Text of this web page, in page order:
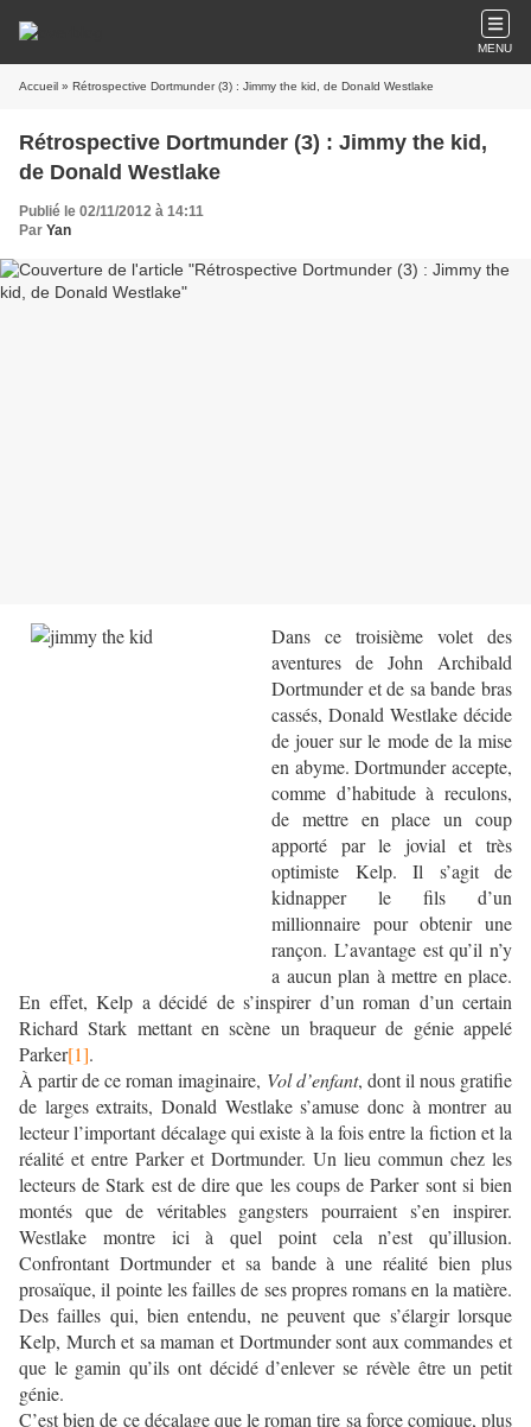
MENU
Accueil » Rétrospective Dortmunder (3) : Jimmy the kid, de Donald Westlake
Rétrospective Dortmunder (3) : Jimmy the kid,
de Donald Westlake
Publié le 02/11/2012 à 14:11
Par Yan
Dans ce troisième volet des
aventures de John Archibald
Dortmunder et de sa bande bras
cassés, Donald Westlake décide
de jouer sur le mode de la mise
en abyme. Dortmunder accepte,
comme d’habitude à reculons,
de mettre en place un coup
apporté par le jovial et très
optimiste Kelp. Il s’agit de
kidnapper le fils d’un
millionnaire pour obtenir une
rançon. L’avantage est qu’il n’y
a aucun plan à mettre en place.
En effet, Kelp a décidé de s’inspirer d’un roman d’un certain
Richard Stark mettant en scène un braqueur de génie appelé
Parker[1].
À partir de ce roman imaginaire, Vol d’enfant, dont il nous gratifie
de larges extraits, Donald Westlake s’amuse donc à montrer au
lecteur l’important décalage qui existe à la fois entre la fiction et la
réalité et entre Parker et Dortmunder. Un lieu commun chez les
lecteurs de Stark est de dire que les coups de Parker sont si bien
montés que de véritables gangsters pourraient s’en inspirer.
Westlake montre ici à quel point cela n’est qu’illusion.
Confrontant Dortmunder et sa bande à une réalité bien plus
prosaïque, il pointe les failles de ses propres romans en la matière.
Des failles qui, bien entendu, ne peuvent que s’élargir lorsque
Kelp, Murch et sa maman et Dortmunder sont aux commandes et
que le gamin qu’ils ont décidé d’enlever se révèle être un petit
génie.
C’est bien de ce décalage que le roman tire sa force comique, plus